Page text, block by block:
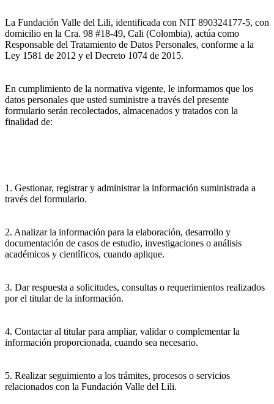
La Fundación Valle del Lili, identificada con NIT 890324177-5, con
domicilio en la Cra. 98 #18-49, Cali (Colombia), actúa como
Responsable del Tratamiento de Datos Personales, conforme a la
Ley 1581 de 2012 y el Decreto 1074 de 2015.
En cumplimiento de la normativa vigente, le informamos que los
datos personales que usted suministre a través del presente
formulario serán recolectados, almacenados y tratados con la
finalidad de:
1. Gestionar, registrar y administrar la información suministrada a
través del formulario.
2. Analizar la información para la elaboración, desarrollo y
documentación de casos de estudio, investigaciones o análisis
académicos y científicos, cuando aplique.
3. Dar respuesta a solicitudes, consultas o requerimientos realizados
por el titular de la información.
4. Contactar al titular para ampliar, validar o complementar la
información proporcionada, cuando sea necesario.
5. Realizar seguimiento a los trámites, procesos o servicios
relacionados con la Fundación Valle del Lili.